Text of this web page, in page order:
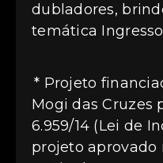
dubladores,
temática
* Projeto
Mogi das Cruzes
6.959/14 (Lei de
projeto aprovado